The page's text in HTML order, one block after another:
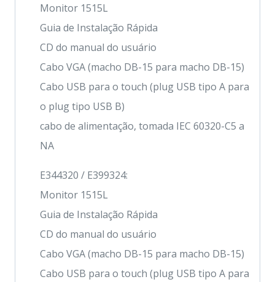
Monitor 1515L
Guia de Instalação Rápida
CD do manual do usuário
Cabo VGA (macho DB-15 para macho DB-15)
Cabo USB para o touch (plug USB tipo A para
o plug tipo USB B)
cabo de alimentação, tomada IEC 60320-C5 a
NA
E344320 / E399324:
Monitor 1515L
Guia de Instalação Rápida
CD do manual do usuário
Cabo VGA (macho DB-15 para macho DB-15)
Cabo USB para o touch (plug USB tipo A para